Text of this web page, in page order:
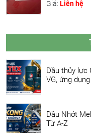
Giá: Liên hệ
Dầu thủy lực
VG, ứng
Dầu Nhớt
Từ A-Z